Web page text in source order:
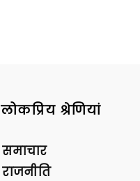
लोकप्रिय श्रेणियां
समाचार
राजनीति